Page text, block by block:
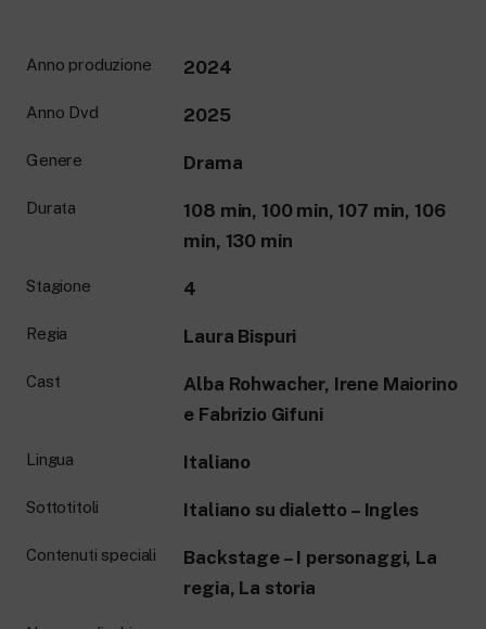
Anno produzione 2024
Anno Dvd 2025
Genere Drama
Durata
108 min, 100 min, 107 min, 106
min, 130 min
Stagione 4
Regia Laura Bispuri
Cast
Alba Rohwacher, Irene Maiorino
e Fabrizio Gifuni
Lingua Italiano
Sottotitoli Italiano su dialetto – Ingles
Contenuti speciali
Backstage – I personaggi, La
regia, La storia